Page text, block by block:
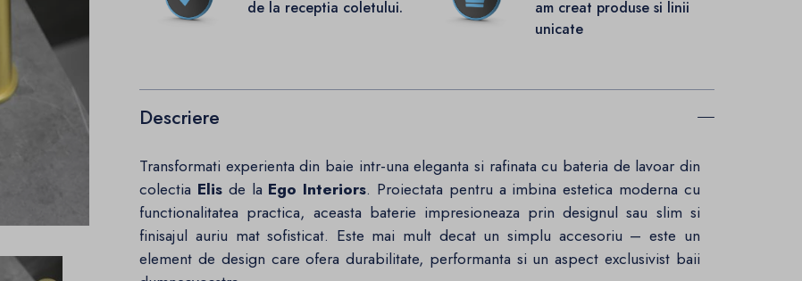
de la receptia coletului.
am creat produse si linii
unicate
Descriere
Transformati experienta din baie intr-una eleganta si rafinata cu bateria de lavoar din
colectia Elis de la Ego Interiors. Proiectata pentru a imbina estetica moderna cu
functionalitatea practica, aceasta baterie impresioneaza prin designul sau slim si
finisajul auriu mat sofisticat. Este mai mult decat un simplu accesoriu – este un
element de design care ofera durabilitate, performanta si un aspect exclusivist baii